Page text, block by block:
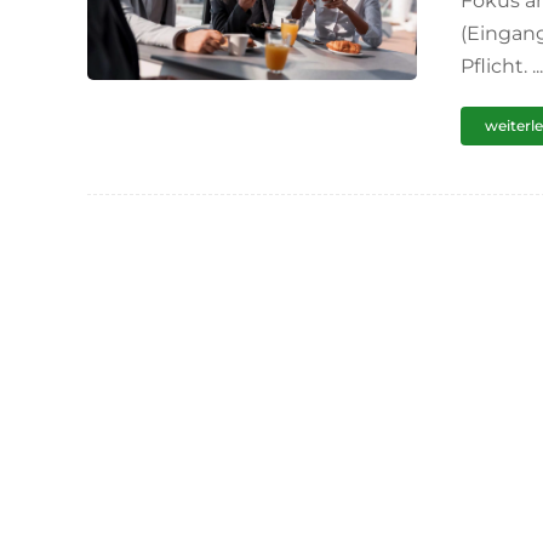
Pflicht. ...